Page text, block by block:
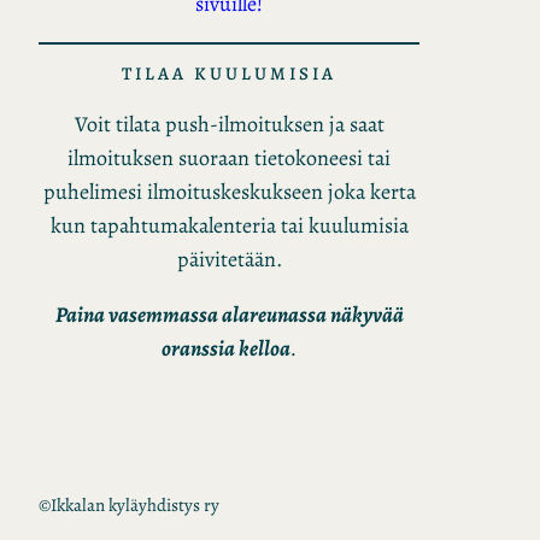
TILAA KUULUMISIA
Voit tilata push-ilmoituksen ja saat
ilmoituksen suoraan tietokoneesi tai
puhelimesi ilmoituskeskukseen joka kerta
kun tapahtumakalenteria tai kuulumisia
päivitetään.
Paina vasemmassa alareunassa näkyvää
oranssia kelloa.
©Ikkalan kyläyhdistys ry